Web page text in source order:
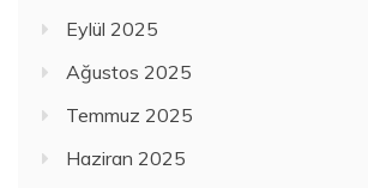
Eylül 2025
Ağustos 2025
Temmuz 2025
Haziran 2025